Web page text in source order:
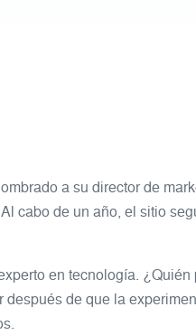
a su director de
cabo de un año, el sitio
en tecnología. ¿Quién
de que la